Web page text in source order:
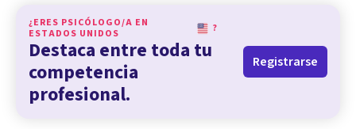
¿ERES PSICÓLOGO/A EN
ESTADOS UNIDOS
?
Destaca entre toda tu
competencia
profesional.
Registrarse